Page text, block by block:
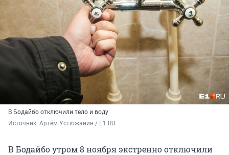
В Бодайбо отключили тело и воду
Источник: Артём Устюжанин / E1.RU
В Бодайбо утром 8 ноября экстренно отключили